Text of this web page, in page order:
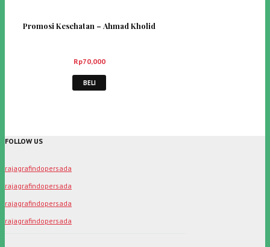
Promosi Kesehatan – Ahmad Kholid
Rp70,000
BELI
FOLLOW US
rajagrafindopersada
rajagrafindopersada
rajagrafindopersada
rajagrafindopersada